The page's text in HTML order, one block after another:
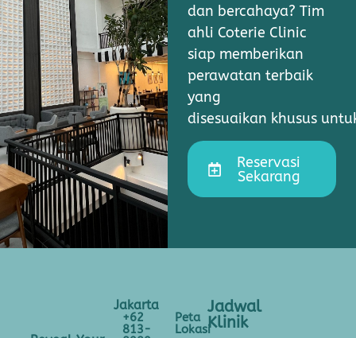
dan bercahaya? Tim
ahli Coterie Clinic
siap memberikan
perawatan terbaik
yang
disesuaikan khusus
Reservasi
Sekarang
Jakarta
+62
813-
Peta
Lokasi
Jadwal
Klinik